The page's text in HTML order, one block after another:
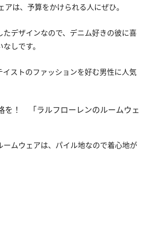
アは、予算をかけられる人にぜひ。
たデザインなので、デニム好きの彼に喜
しです。
イストのファッションを好む男性に人気
を！ 「ラルフローレンのルームウェ
ームウェアは、パイル地なので着心地が